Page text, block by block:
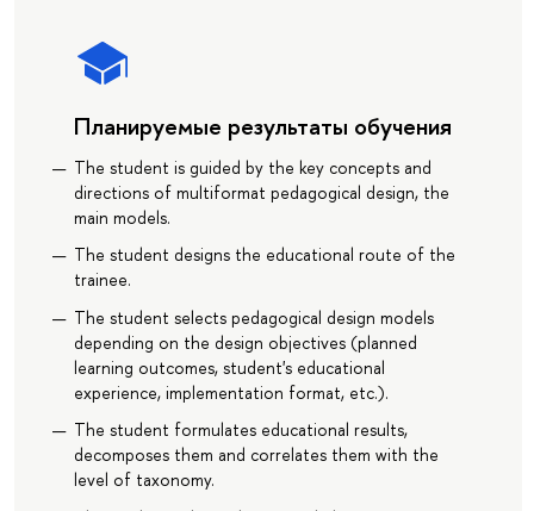
Планируемые результаты обучения
The student is guided by the key concepts and
directions of multiformat pedagogical design, the
main models.
The student designs the educational route of the
trainee.
The student selects pedagogical design models
depending on the design objectives (planned
learning outcomes, student's educational
experience, implementation format, etc.).
The student formulates educational results,
decomposes them and correlates them with the
level of taxonomy.